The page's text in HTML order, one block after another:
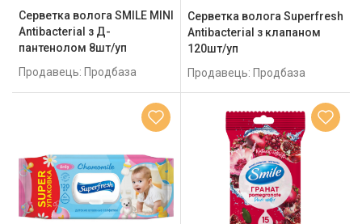
Серветка волога SMILE MINI
Antibacterial з Д-
пантенолом 8шт/уп
Продавець: Продбаза
Серветка волога Superfresh
Antibacterial з клапаном
120шт/уп
Продавець: Продбаза